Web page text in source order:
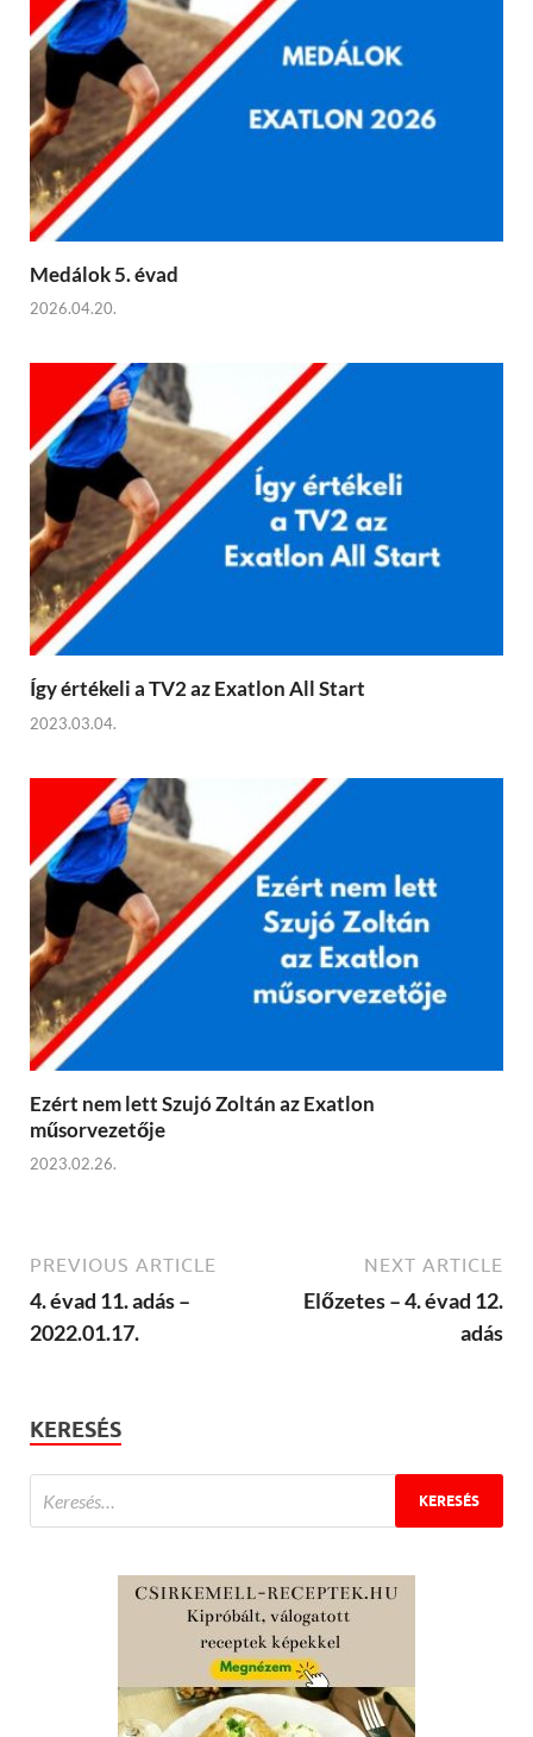
Medálok 5. évad
2026.04.20.
Így értékeli a TV2 az Exatlon All Start
2023.03.04.
Ezért nem lett Szujó Zoltán az Exatlon
műsorvezetője
2023.02.26.
PREVIOUS ARTICLE
4. évad 11. adás –
2022.01.17.
NEXT ARTICLE
Előzetes – 4. évad 12.
adás
KERESÉS